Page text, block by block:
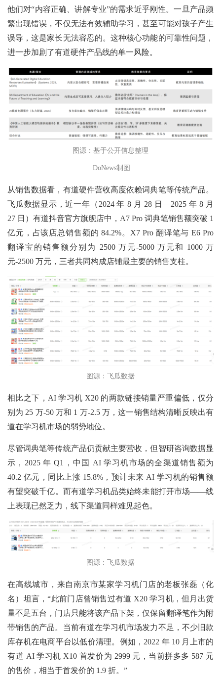
他们对“内容正确、讲解专业”的需求近乎刚性。一旦产品频
繁出现错误，不仅无法有效辅助学习，甚至可能对孩子产生
误导，这是家长无法容忍的。这种核心功能的可靠性问题，
进一步加剧了有道硬件产品线的单一风险。
图源：基于公开信息整理
DoNews制图
从销售数据看，有道硬件营收高度依赖词典笔等传统产品。
飞瓜数据显示，近一年（2024 年 8 月 28 日—2025 年 8 月
27 日）有道抖音官方旗舰店中，A7 Pro 词典笔销售额突破 1
亿元，占该店总销售额的 84.2%。X7 Pro 翻译笔与 E6 Pro
翻译宝的销售额分别为 2500 万元-5000 万元和 1000 万
元-2500 万元，三者共同构成店铺最主要的销售支柱。
图源：飞瓜数据
相比之下，AI 学习机 X20 的两款链接销量严重偏低，仅分
别为 25 万-50 万和 1 万-2.5 万，这一销售结构清晰反映出有
道在学习机市场的弱势地位。
尽管词典笔等传统产品仍贡献主要营收，但智研咨询数据显
示，2025 年 Q1，中国 AI 学习机市场的全渠道销售额为
40.2 亿元，同比上涨 15.8%，预计未来 AI 学习机的销售额
有望突破千亿。而有道学习机品类始终未能打开市场——线
上表现已然乏力，线下渠道同样难见起色。
图源：飞瓜数据
在高线城市，来自南京市某家学习机门店的老板张磊（化
名）坦言，“此前门店曾销售过有道 X20 学习机，但月出货
量不足五台，门店只能将该产品下架，仅保留翻译笔作为附
带销售的产品。当前有道在学习机市场发力不足，不少旧款
库存机在电商平台以低价清理。例如，2022 年 10 月上市的
有道 AI 学习机 X10 首发价为 2999 元，当前拼多多 587 元
的售价，相当于首发价的 1.9 折。”